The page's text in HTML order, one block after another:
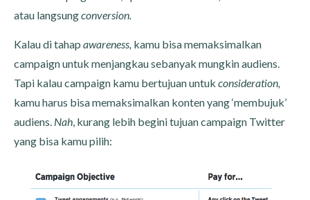
atau langsungconversion.
Kalau di tahap awareness, kamu bisa memaksimalkan
campaign untuk menjangkau sebanyak mungkin audiens.
Tapi kalau campaign kamu bertujuan untuk consideration,
kamu harus bisa memaksimalkan konten yang ‘membujuk’
audiens. Nah, kurang lebih begini tujuan campaign Twitter
yang bisa kamu pilih: